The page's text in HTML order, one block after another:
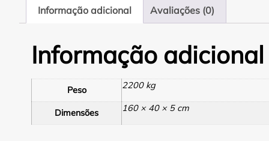
Informação adicional Avaliações (0)
Informação adicional
Peso 2200 kg
Dimensões 160 × 40 × 5 cm